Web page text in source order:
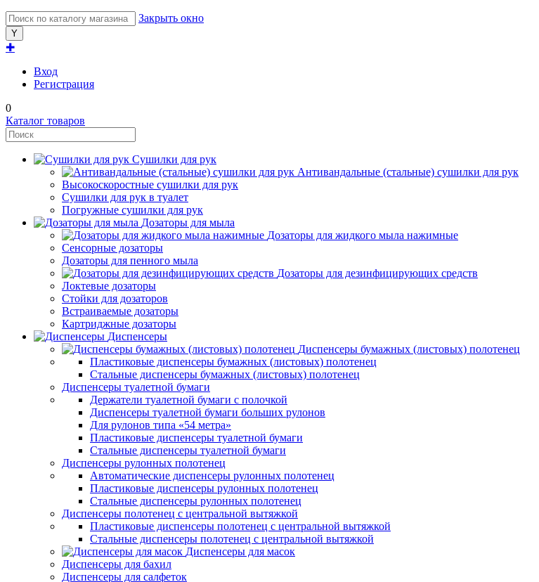
Закрыть окно
✚
Вход
Регистрация
0
Каталог товаров
Сушилки для рук
Антивандальные (стальные) сушилки для рук
Высокоскоростные сушилки для рук
Сушилки для рук в туалет
Погружные сушилки для рук
Дозаторы для мыла
Дозаторы для жидкого мыла нажимные
Сенсорные дозаторы
Дозаторы для пенного мыла
Дозаторы для дезинфицирующих средств
Локтевые дозаторы
Стойки для дозаторов
Встраиваемые дозаторы
Картриджные дозаторы
Диспенсеры
Диспенсеры бумажных (листовых) полотенец
Пластиковые диспенсеры бумажных (листовых) полотенец
Стальные диспенсеры бумажных (листовых) полотенец
Диспенсеры туалетной бумаги
Держатели туалетной бумаги с полочкой
Диспенсеры туалетной бумаги больших рулонов
Для рулонов типа «54 метра»
Пластиковые диспенсеры туалетной бумаги
Стальные диспенсеры туалетной бумаги
Диспенсеры рулонных полотенец
Автоматические диспенсеры рулонных полотенец
Пластиковые диспенсеры рулонных полотенец
Стальные диспенсеры рулонных полотенец
Диспенсеры полотенец с центральной вытяжкой
Пластиковые диспенсеры полотенец с центральной вытяжкой
Стальные диспенсеры полотенец с центральной вытяжкой
Диспенсеры для масок
Диспенсеры для бахил
Диспенсеры для салфеток